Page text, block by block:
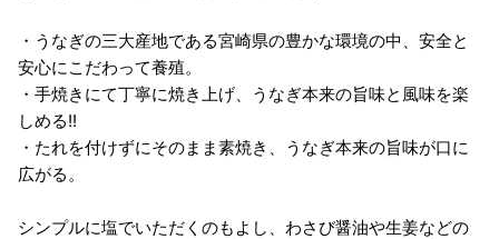
・うなぎの三大産地である宮崎県の豊かな環境の中、安全と
安心にこだわって養殖。
・手焼きにて丁寧に焼き上げ、うなぎ本来の旨味と風味を楽
しめる!!
・たれを付けずにそのまま素焼き、うなぎ本来の旨味が口に
広がる。
シンプルに塩でいただくのもよし、わさび醤油や生姜などの